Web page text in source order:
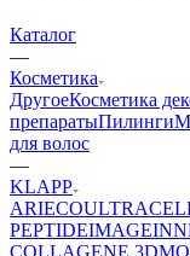
Каталог
—
Косметика
ДругоеКосметика
препаратыПилинги
для волос
—
KLAPP
ARIECO
PEPTIDEIMAGE
COLLAGENE 3D